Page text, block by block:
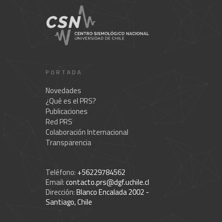
PORTADA
Novedades
¿Qué es el PRS?
Publicaciones
Red PRS
Colaboración Internacional
Transparencia
Teléfono: +56229784562
Email:contacto.prs@dgf.uchile.cl
Dirección:Blanco Encalada 2002 -
Santiago, Chile